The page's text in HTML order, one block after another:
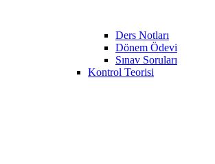
Ders Notları
Dönem Ödevi
Sınav Soruları
Kontrol Teorisi